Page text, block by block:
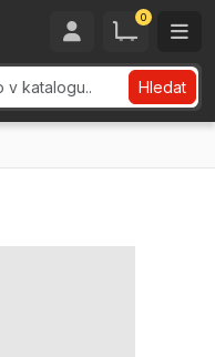
0
Hledat